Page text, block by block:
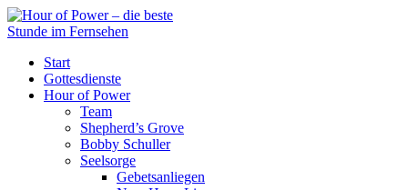
Start
Gottesdienste
Hour of Power
Team
Shepherd’s Grove
Bobby Schuller
Seelsorge
Gebetsanliegen